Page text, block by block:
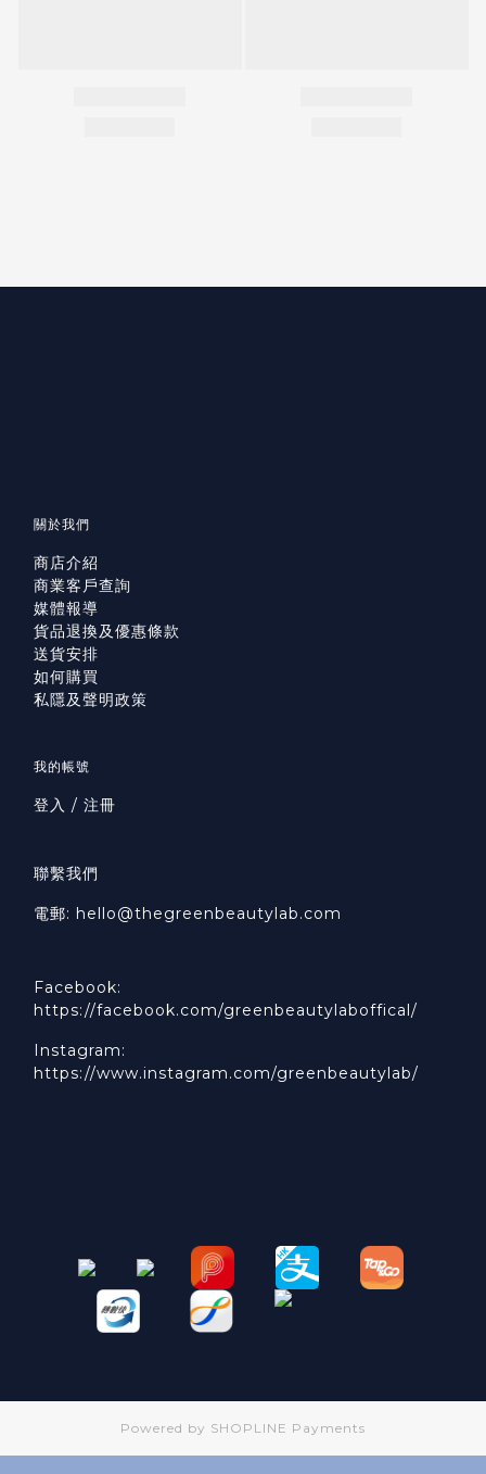
關於我們
商店介紹
商業客戶查詢
媒體報導
貨品退換及優惠條款
送貨安排
如何購買
私隱及聲明政策
我的帳號
登入 / 注冊
聯繫我們
電郵: hello@thegreenbeautylab.com
Facebook:
https://facebook.com/greenbeautylaboffical/
Instagram:
https://www.instagram.com/greenbeautylab/
Powered by SHOPLINE Payments